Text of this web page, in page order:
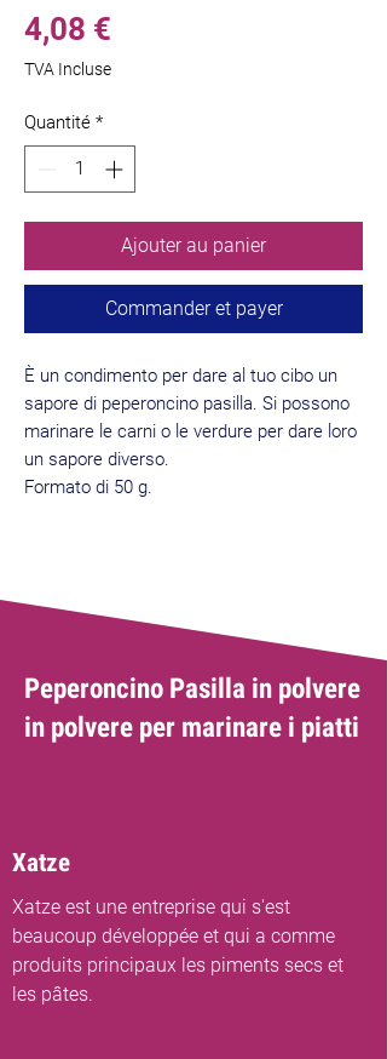
4,08 €
TVA Incluse
Quantité *
Ajouter au panier
Commander et payer
È un condimento per dare al tuo cibo un
sapore di peperoncino pasilla. Si possono
marinare le carni o le verdure per dare loro
un sapore diverso.
Formato di 50 g.
Peperoncino Pasilla in polvere
in polvere per marinare i piatti
Xatze
Xatze est une entreprise qui s'est
beaucoup développée et qui a comme
produits principaux les piments secs et
les pâtes.